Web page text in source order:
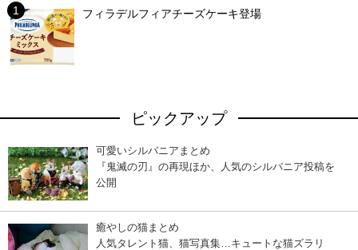
フィラデルフィアチーズケーキ登場
ピックアップ
可愛いシルバニアまとめ
『鬼滅の刃』の再現ほか、人気のシルバニア投稿を
公開
癒やしの猫まとめ
人気タレント猫、猫写真集…キュートな猫ズラリ